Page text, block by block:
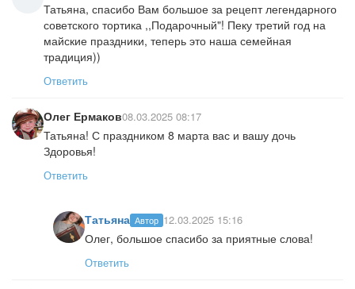
Татьяна, спасибо Вам большое за рецепт легендарного
советского тортика ,,Подарочный"! Пеку третий год на
майские праздники, теперь это наша семейная
традиция))
Ответить
Олег Ермаков08.03.2025 08:17
Татьяна! С праздником 8 марта вас и вашу дочь
Здоровья!
Ответить
Татьяна Автор 12.03.2025 15:16
Олег, большое спасибо за приятные слова!
Ответить